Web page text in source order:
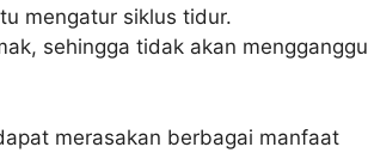
mengatur siklus tidur.
sehingga tidak akan mengganggu
merasakan berbagai manfaat